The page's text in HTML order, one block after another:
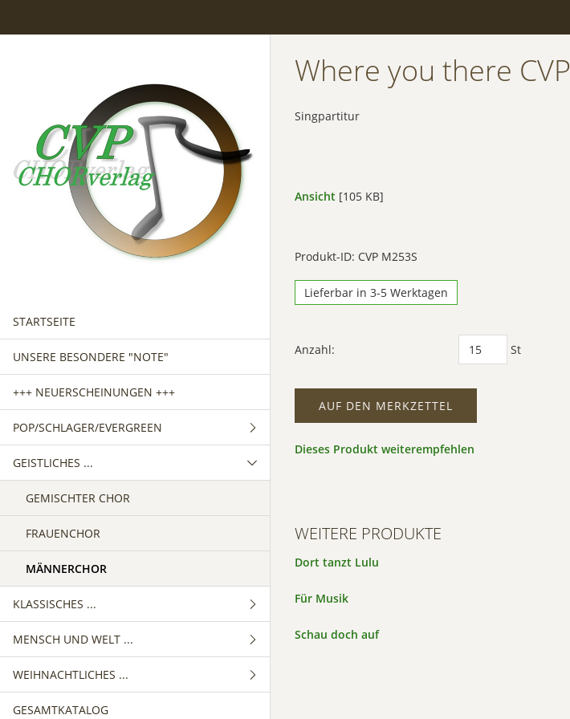
STARTSEITE
UNSERE BESONDERE "NOTE"
+++ NEUERSCHEINUNGEN +++
POP/SCHLAGER/EVERGREEN
GEMISCHTER CHOR
FRAUENCHOR
MÄNNERCHOR
GEISTLICHES ...
GEMISCHTER CHOR
FRAUENCHOR
MÄNNERCHOR
KLASSISCHES ...
GEMISCHTER CHOR
FRAUENCHOR
MÄNNERCHOR
MENSCH UND WELT ...
GEMISCHTER CHOR
FRAUENCHOR
WEIHNACHTLICHES ...
GEMISCHTER CHOR
GESAMTKATALOG
Where you there CVP
Singpartitur
Ansicht [105 KB]
Produkt-ID: CVP M253S
Lieferbar in 3-5 Werktagen
Anzahl: St
AUF DEN MERKZETTEL
Dieses Produkt weiterempfehlen
WEITERE PRODUKTE
Dort tanzt Lulu
Für Musik
Schau doch auf